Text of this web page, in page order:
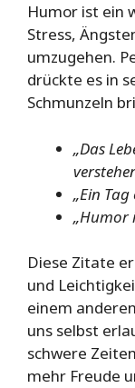
Humor ist ein
Stress,
umzugehen.
drückte es in
Schmunzeln
„Das
„Ein
„Humor
Diese Zitate
und
einem
uns selbst
schwere
mehr Freude